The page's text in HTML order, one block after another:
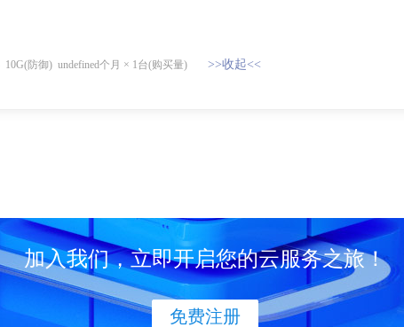
10G(防御) undefined个月 × 1台(购买量) >>收起<<
加入我们，立即开启您的云服务之旅！
免费注册